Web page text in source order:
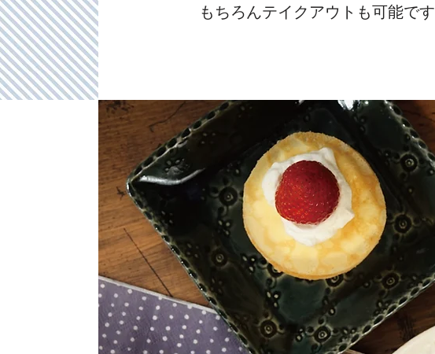
もちろんテイクアウトも可能です